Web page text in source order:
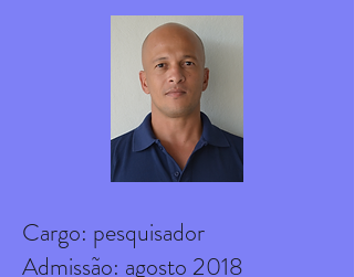
Cargo: pesquisador
Admissão: agosto 2018